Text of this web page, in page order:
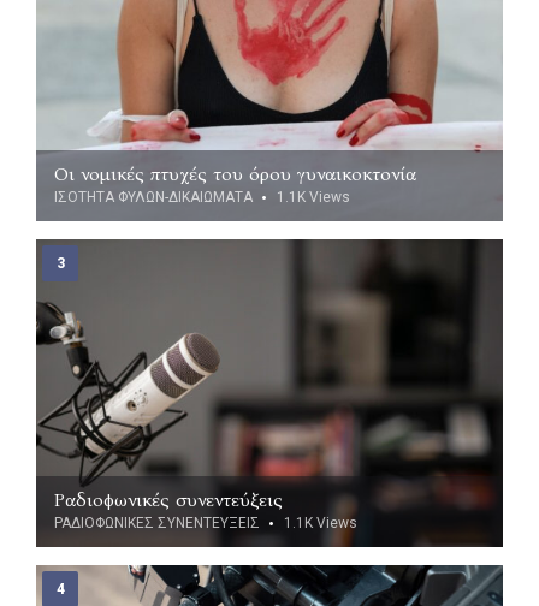
Οι νομικές πτυχές του όρου γυναικοκτονία
ΙΣΟΤΗΤΑ ΦΥΛΩΝ-ΔΙΚΑΙΩΜΑΤΑ 1.1K Views
Ραδιοφωνικές συνεντεύξεις
ΡΑΔΙΟΦΩΝΙΚΕΣ ΣΥΝΕΝΤΕΥΞΕΙΣ 1.1K Views